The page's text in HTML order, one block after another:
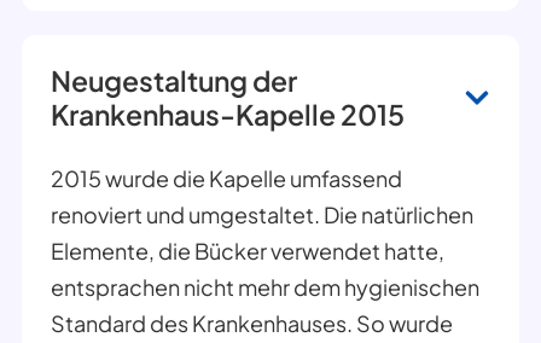
Neugestaltung der
Krankenhaus-Kapelle 2015
2015 wurde die Kapelle umfassend
renoviert und umgestaltet. Die natürlichen
Elemente, die Bücker verwendet hatte,
entsprachen nicht mehr dem hygienischen
Standard des Krankenhauses. So wurde